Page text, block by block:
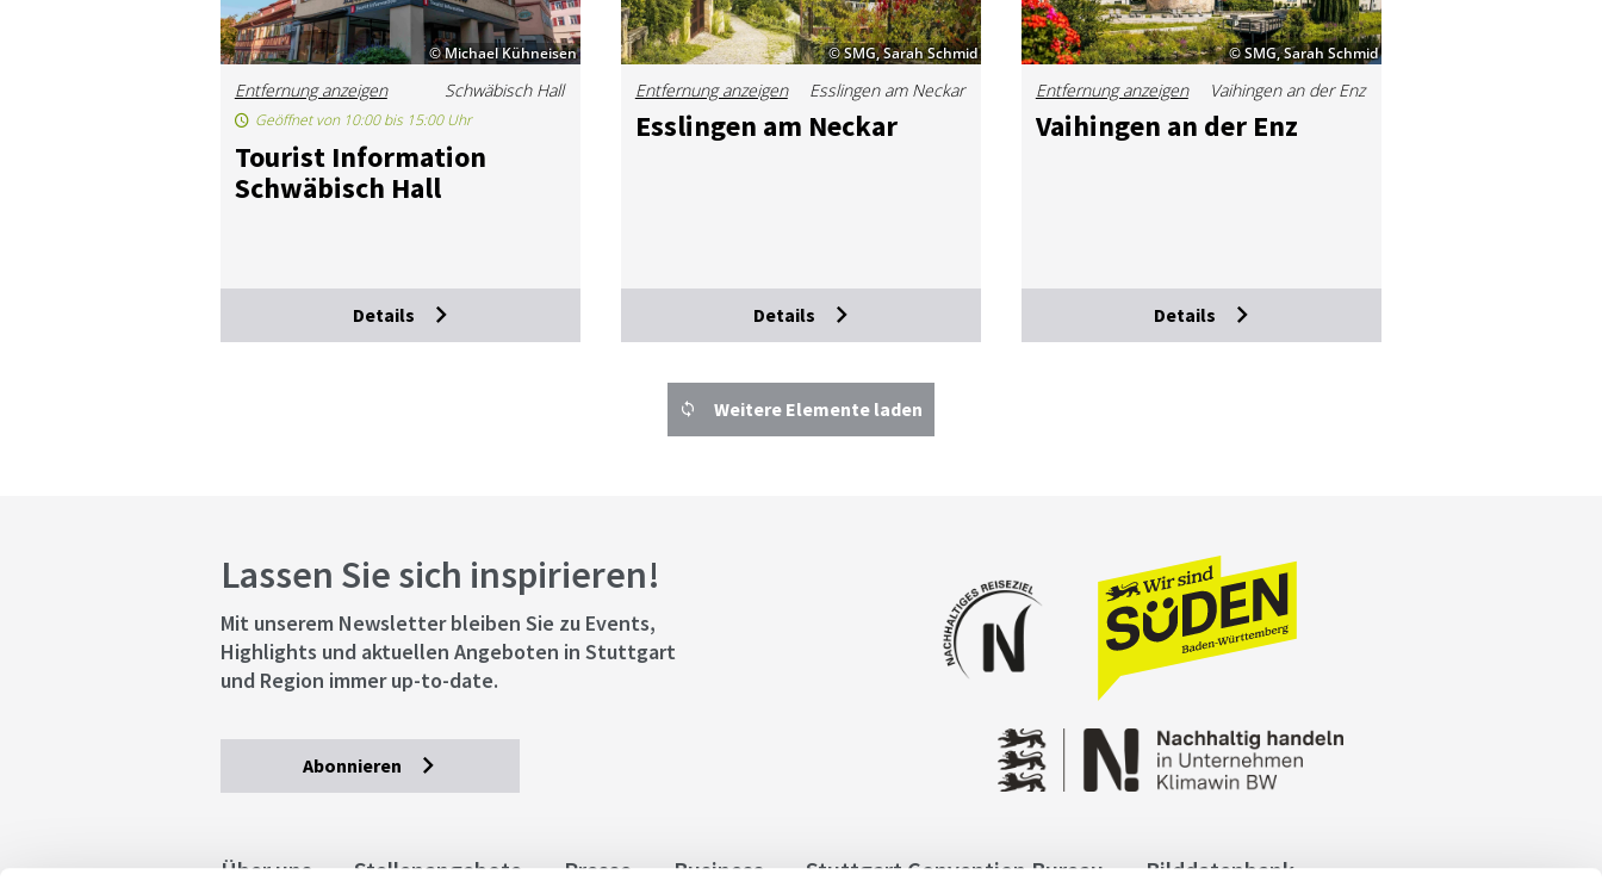
© Michael Kühneisen
Entfernung anzeigen Schwäbisch Hall
Tou­rist In­for­ma­ti­on
Schwä­bisch Hall
Geöffnet von 10:00 bis 15:00 Uhr
Details
© SMG, Sarah Schmid
Entfernung anzeigen Esslingen am Neckar
Ess­lin­gen am Ne­ckar
Details
© SMG, Sarah Schmid
Entfernung anzeigen Vaihingen an der Enz
Vai­hin­gen an der Enz
Details
Weitere Elemente laden
Lassen Sie sich inspirieren!
Mit unserem Newsletter bleiben Sie zu Events,
Highlights und aktuellen Angeboten in Stuttgart
und Region immer up-to-date.
Abonnieren
Über uns Stellenangebote Presse Business Stuttgart Convention Bureau Bilddatenbank